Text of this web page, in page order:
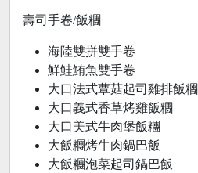
壽司手卷/飯糰
海陸雙拼雙手卷
鮮鮭鮪魚雙手卷
大口法式蕈菇起司雞排飯糰
大口義式香草烤雞飯糰
大口美式牛肉堡飯糰
大飯糰烤牛肉鍋巴飯
大飯糰泡菜起司鍋巴飯